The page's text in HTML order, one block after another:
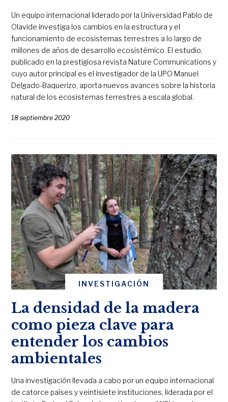
Un equipo internacional liderado por la Universidad Pablo de
Olavide investiga los cambios en la estructura y el
funcionamiento de ecosistemas terrestres a lo largo de
millones de años de desarrollo ecosistémico. El estudio,
publicado en la prestigiosa revista Nature Communications y
cuyo autor principal es el investigador de la UPO Manuel
Delgado-Baquerizo, aporta nuevos avances sobre la historia
natural de los ecosistemas terrestres a escala global.
18 septiembre 2020
INVESTIGACIÓN
La densidad de la madera
como pieza clave para
entender los cambios
ambientales
Una investigación llevada a cabo por un equipo internacional
de catorce países y veintisiete instituciones, liderada por el